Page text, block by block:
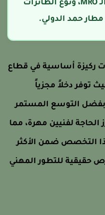
سنوات الخبرة في قطاع الـ MRO، ونوع الطائرات
حمد الدولي.
ركيزة أساسية في قطاع
دخلاً مجزياً
التوسع المستمر
لفنيين مهرة، مما
التخصص ضمن الأكثر
للتطور المهني